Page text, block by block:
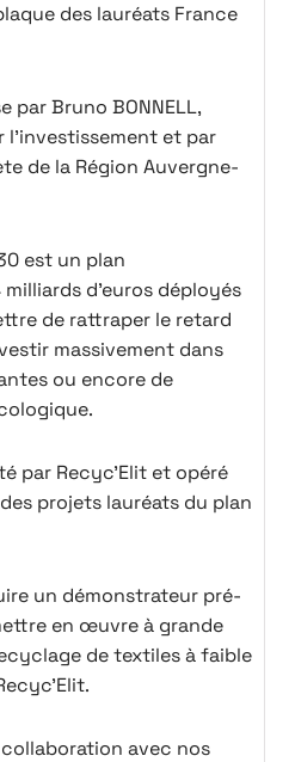
des lauréats France
par Bruno BONNELL,
l'investissement et par
de la Région Auvergne-
est un plan
d’euros déployés
de rattraper le retard
massivement dans
ou encore de
par Recyc'Elit et opéré
projets lauréats du plan
un démonstrateur pré-
en œuvre à grande
de textiles à faible
avec nos